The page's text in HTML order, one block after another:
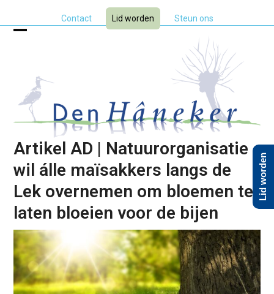
Contact Lid worden Steun ons
menu
menu
Artikel AD | Natuurorganisatie
wil álle maïsakkers langs de
Lek overnemen om bloemen te
laten bloeien voor de bijen
Lid worden